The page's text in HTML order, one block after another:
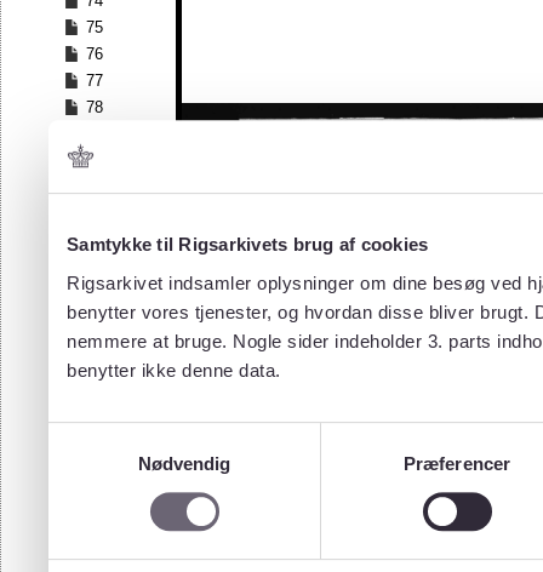
Samtykke til Rigsarkivets brug af cookies
Rigsarkivet indsamler oplysninger om dine besøg ved
benytter vores tjenester, og hvordan disse bliver
nemmere at bruge. Nogle sider indeholder 3. parts
benytter ikke denne data.
Nødvendig
Præferencer
75
76
77
78
80
83
85
86
87
88
90
95